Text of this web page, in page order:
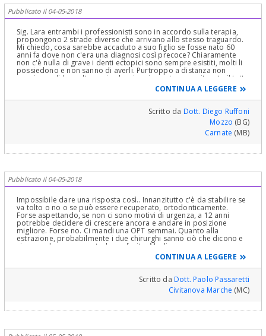
a seconda dello stadio di maturazione raggiunta e si ottengono tre
punteggi fondamentali: il totale, il Carpale ed il RUS(radio-ulna-
short bones), il punteggio finale dell'adulto che abbia completato
la maturazione scheletrica è di 1000 punti. Tutti i punteggi inferiori
indicano stadi diversi di maturazione ossea e diverse età
scheletriche! Non dimenticando il metodo della Maturazione
Vertebrale Cervicale in particolare per l'identificazione del picco
puberale nel tasso di crescita cranio-facciale e le correlazioni tra
gli indici carpali come l'SMS e quelli vertebrali come il CVS, il CVMS
e il CS dove quest'ultimo indica il picco di crescita mandibolare!
tramite ceck up ortodontico ed analisi Cefalometrica.Cari saluti a
Lei ed a suo Figlio.
Pubblicato il 04-05-2018
Sig. Lara entrambi i professionisti sono in accordo sulla terapia,
propongono 2 strade diverse che arrivano allo stesso traguardo.
Mi chiedo, cosa sarebbe accaduto a suo figlio se fosse nato 60
anni fa dove non c'era una diagnosi così precoce? Chiaramente
non c'è nulla di grave i denti ectopici sono sempre esistiti, molti li
possiedono e non sanno di averli. Purtroppo a distanza non
possiamo dirle molto ma in alcuni casi, mantere monitorato il tutto
è meno rischioso di certi interventi. Si ricordi che quel dente
potrebbe creare una parestesia e anche le complicanze di questo
intervento possono creare una parestesia, quindi lo stesso danno.
CONTINUA A LEGGERE
Scritto da Dott. Diego Ruffoni
Mozzo (BG)
Carnate (MB)
Pubblicato il 04-05-2018
Impossibile dare una risposta così.. Innanzitutto c'è da stabilire se
va tolto o no o se può essere recuperato, ortodonticamente.
Forse aspettando, se non ci sono motivi di urgenza, a 12 anni
potrebbe decidere di crescere ancora e andare in posizione
migliore. Forse no. Ci mandi una OPT semmai. Quanto alla
estrazione, probabilmente i due chirurghi sanno ciò che dicono e
ciascuno ha un suo metodo preferito. Meglio un nuovo parere
ancora.. Non c'è dubbio che il maxillo-facciale è abituato a
soluzioni ospedaliere e non ambulatoriali, e quindi predilige la
anestesia generale. Io se prendessi fiducia di chi dice che la totale
non serve, preferirei evitare la generale al bambino..
CONTINUA A LEGGERE
Scritto daDott. Paolo Passaretti
Civitanova Marche (MC)